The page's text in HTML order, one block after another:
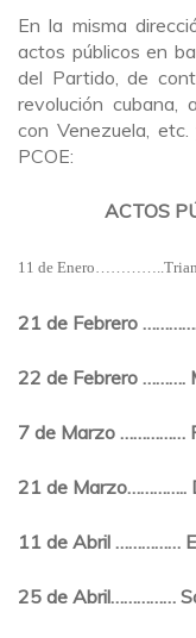
En la misma
actos públicos en
del Partido, de
revolución cubana,
con Venezuela,
PCOE:
ACTOS
11 de
21 de Febrero
22 de Febrero ……….
7 de Marzo ……………
21 de Marzo…………..
11 de Abril ……………
25 de Abril……………